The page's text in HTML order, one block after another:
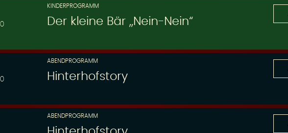
KINDERPROGRAMM
Der kleine Bär „Nein-Nein“
ABENDPROGRAMM
Hinterhofstory
ABENDPROGRAMM